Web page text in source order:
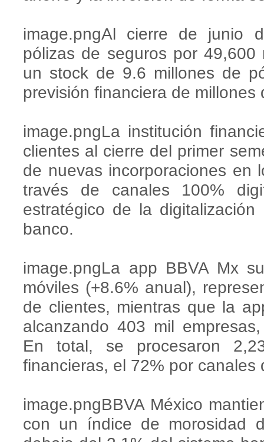
image.pngAl cierre de junio
pólizas de seguros por
un stock de 9.6 millones de
previsión financiera de
image.pngLa institución
clientes al cierre del primer
de nuevas incorporaciones en
través de canales 100%
estratégico de la
banco.
image.pngLa app BBVA Mx
móviles (+8.6% anual),
de clientes, mientras que la
alcanzando 403 mil
En total, se procesaron
financieras, el 72% por canales
image.pngBBVA México
con un índice de morosidad